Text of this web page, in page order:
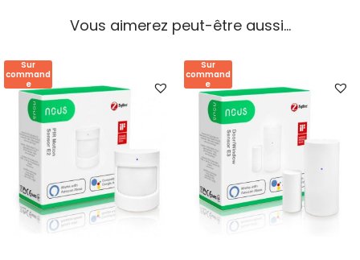
t
i
b
l
S
m
a
Vous aimerez peut-être aussi…
Sur
command
e
Sur
command
e